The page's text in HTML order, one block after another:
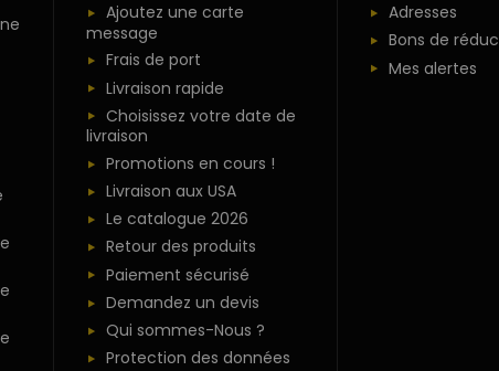
Ajoutez une carte
message
Frais de port
Livraison rapide
Choisissez votre date de
livraison
Promotions en cours !
Livraison aux USA
Le catalogue 2026
Retour des produits
Paiement sécurisé
Demandez un devis
Qui sommes-Nous ?
Protection des données
Adresses
Bons de
Mes alertes